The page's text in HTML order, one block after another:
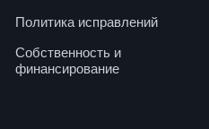
Политика исправлений
Собственность и
финансирование